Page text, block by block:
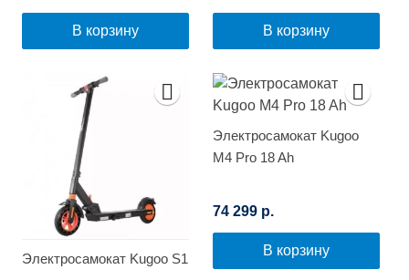
В корзину В корзину
Электросамокат Kugoo S1
Электросамокат Kugoo
M4 Pro 18 Ah
74 299 р.
В корзину